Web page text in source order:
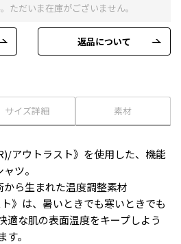
ただいま在庫がございません。
返品について
サイズ詳細 素材
アウトラスト》を使用した、機能
ツ。
から生まれた温度調整素材
》は、暑いときでも寒いときでも
適な肌の表面温度をキープしよう
。